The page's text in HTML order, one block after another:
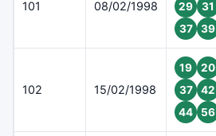
101 08/02/1998
29
31
37
39
102 15/02/1998
19
20
37
42
44
56